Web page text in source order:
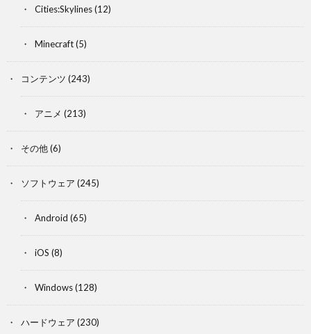
Cities:Skylines(12)
Minecraft(5)
コンテンツ (243)
アニメ (213)
その他(6)
ソフトウェア (245)
Android (65)
iOS (8)
Windows(128)
ハードウェア (230)